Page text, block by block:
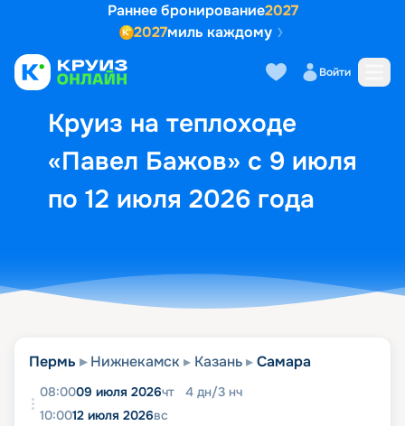
Раннее бронирование2027
2027миль каждому
Войти
Круиз на теплоходе
«Павел Бажов» с 9 июля
по 12 июля 2026 года
Выбор кают Маршрут и
Пермь Нижнекамск Казань Самара
08:0009 июля 2026чт 4 дн/3 нч
10:0012 июля 2026вс